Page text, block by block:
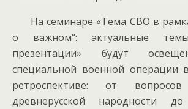
На семинаре «Тема СВО в
о важном“: актуальные
презентации» будут
специальной военной операции
ретроспективе: от вопросов
древнерусской народности